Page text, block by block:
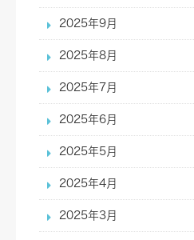
2025年9月
2025年8月
2025年7月
2025年6月
2025年5月
2025年4月
2025年3月